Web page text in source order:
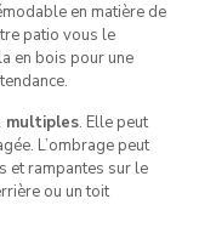
en matière de
patio vous le
en bois pour une
multiples. Elle peut
L’ombrage peut
et rampantes sur le
ou un toit